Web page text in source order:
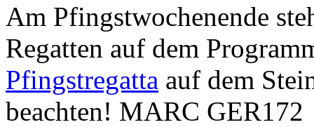
Am Pfingstwochenende
Regatten auf dem
Pfingstregatta auf dem
beachten! MARC GER172